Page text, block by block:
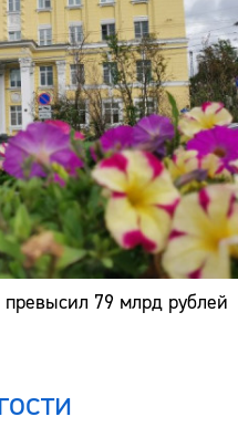
превысил 79 млрд рублей